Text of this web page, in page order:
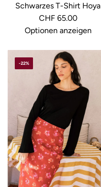
Schwarzes T-Shirt Hoya
CHF 65.00
Optionen anzeigen
-22%